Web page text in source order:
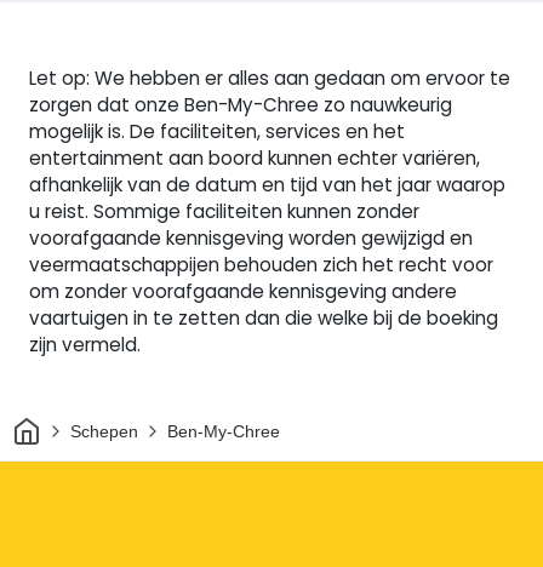
Let op: We hebben er alles aan gedaan om ervoor te
zorgen dat onze Ben-My-Chree zo nauwkeurig
mogelijk is. De faciliteiten, services en het
entertainment aan boord kunnen echter variëren,
afhankelijk van de datum en tijd van het jaar waarop
u reist. Sommige faciliteiten kunnen zonder
voorafgaande kennisgeving worden gewijzigd en
veermaatschappijen behouden zich het recht voor
om zonder voorafgaande kennisgeving andere
vaartuigen in te zetten dan die welke bij de boeking
zijn vermeld.
ThuisSchepen Ben-My-Chree